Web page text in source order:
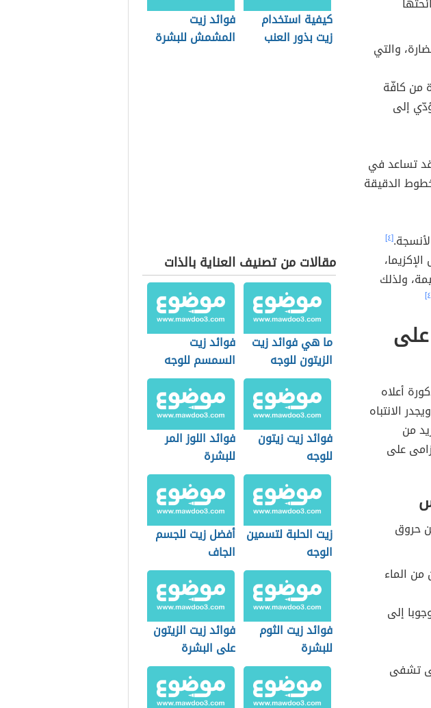
والتي
من كافّة
إلى
تساعد في
الدقيقة
[٤]
ولذلك
أعلاه
الانتباه
من
على
حروق
الماء
إلى
تشفى
كيفية استخدام
زيت بذور العنب
فوائد زيت
المشمش للبشرة
مقالات من تصنيف العناية بالذات
ما هي فوائد زيت
الزيتون للوجه
فوائد زيت
السمسم للوجه
فوائد زيت زيتون
للوجه
فوائد اللوز المر
للبشرة
زيت الحلبة لتسمين
الوجه
أفضل زيت للجسم
الجاف
فوائد زيت الثوم
للبشرة
فوائد زيت الزيتون
على البشرة